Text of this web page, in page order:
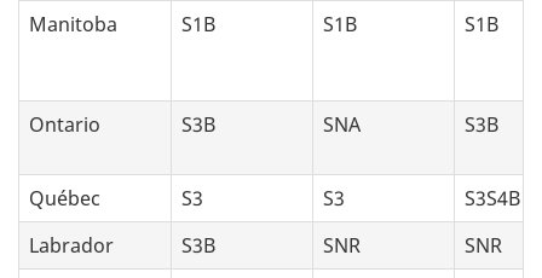
Manitoba S1B S1B S1B
Ontario S3B SNA S3B
Québec S3 S3
S3S4B
Labrador
S3B SNR
SNR